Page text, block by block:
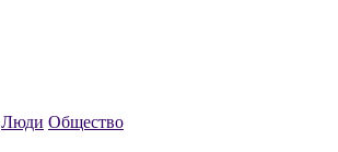
Люди Общество